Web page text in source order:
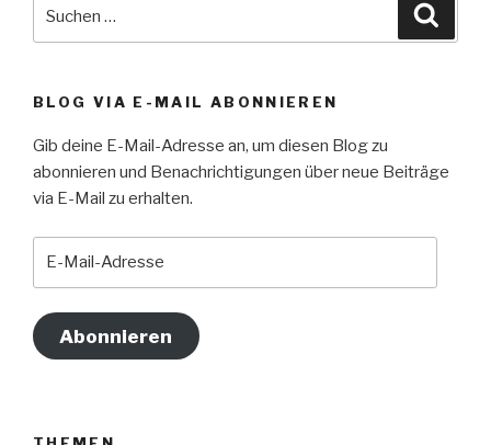
BLOG VIA E-MAIL ABONNIEREN
Gib deine E-Mail-Adresse an, um diesen Blog zu
abonnieren und Benachrichtigungen über neue Beiträge
via E-Mail zu erhalten.
Abonnieren